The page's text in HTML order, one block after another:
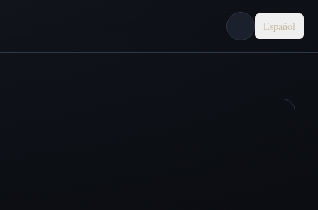
Español